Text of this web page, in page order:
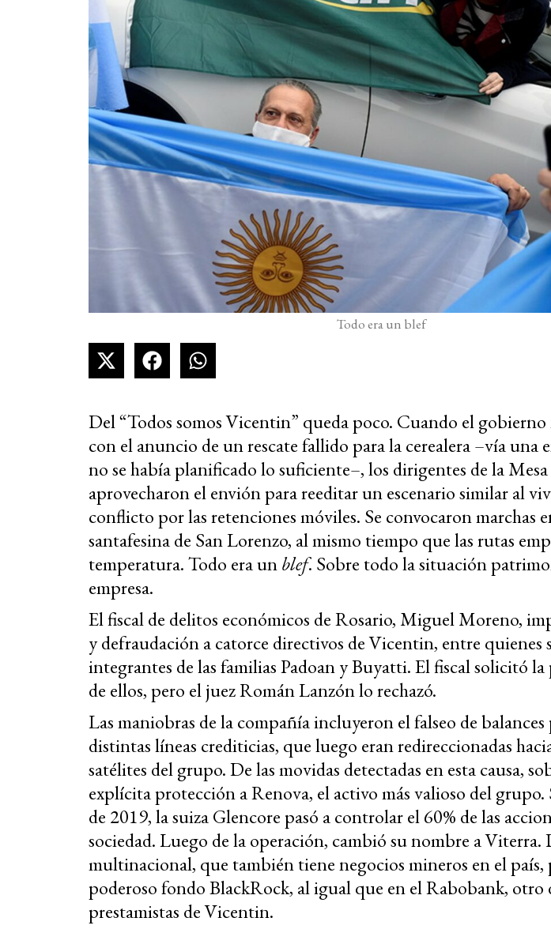
Todo era un blef
Del “Todos somos Vicentin” queda poco. Cuando el
con el anuncio de un rescate fallido para la cerealera –vía una
no se había planificado lo suficiente–, los dirigentes de la Mesa
aprovecharon el envión para reeditar un escenario similar al
conflicto por las retenciones móviles. Se convocaron marchas
santafesina de San Lorenzo, al mismo tiempo que las rutas
temperatura. Todo era unblef. Sobre todo la situación
empresa.
El fiscal de delitos económicos de Rosario, Miguel Moreno,
y defraudación a catorce directivos de Vicentin, entre quienes
integrantes de las familias Padoan y Buyatti. El fiscal solicitó
de ellos, pero el juez Román Lanzón lo rechazó.
Las maniobras de la compañía incluyeron el falseo de
distintas líneas crediticias, que luego eran redireccionadas
satélites del grupo. De las movidas detectadas en esta causa,
explícita protección a Renova, el activo más valioso del grupo.
de 2019, la suiza Glencore pasó a controlar el 60% de las
sociedad. Luego de la operación, cambió su nombre a Viterra.
multinacional, que también tiene negocios mineros en el
poderoso fondo BlackRock, al igual que en el Rabobank, otro
prestamistas de Vicentin.